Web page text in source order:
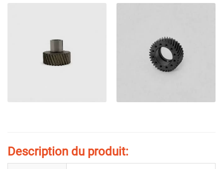
Description du produit: